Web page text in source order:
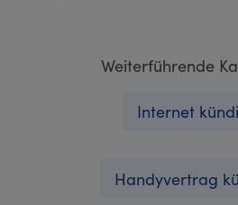
Weiterführende
Internet
Handyvertrag